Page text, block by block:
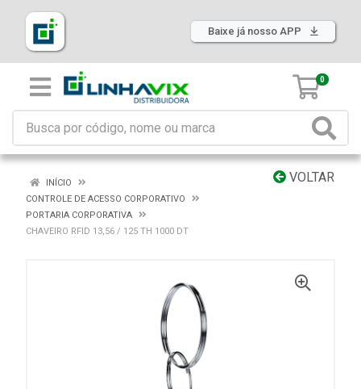
Baixe já nosso APP
0
VOLTAR
INÍCIO
CONTROLE DE ACESSO CORPORATIVO
PORTARIA CORPORATIVA
CHAVEIRO RFID 13,56 / 125 TH 1000 DT